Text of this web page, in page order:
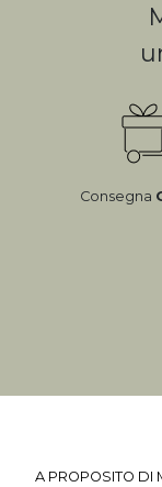
Consegna
A PROPOSITO DI